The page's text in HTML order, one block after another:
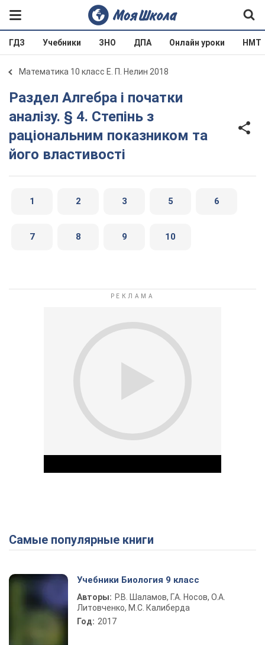
ГДЗ Учебники ЗНО ДПА Онлайн уроки НМТ
Математика 10 класс Е. П. Нелин 2018
Раздел Алгебра і початки
аналізу. § 4. Степінь з
раціональним показником та
його властивості
1 2 3 5 6
7 8 9 10
Play Video
Самые популярные книги
Учебники Биология 9 класс
Авторы: Р.В. Шаламов, Г.А. Носов, О.А.
Литовченко, М.С. Калиберда
Год: 2017